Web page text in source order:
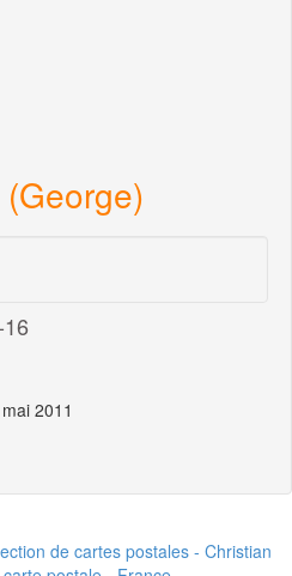
2011
de cartes postales - Christian